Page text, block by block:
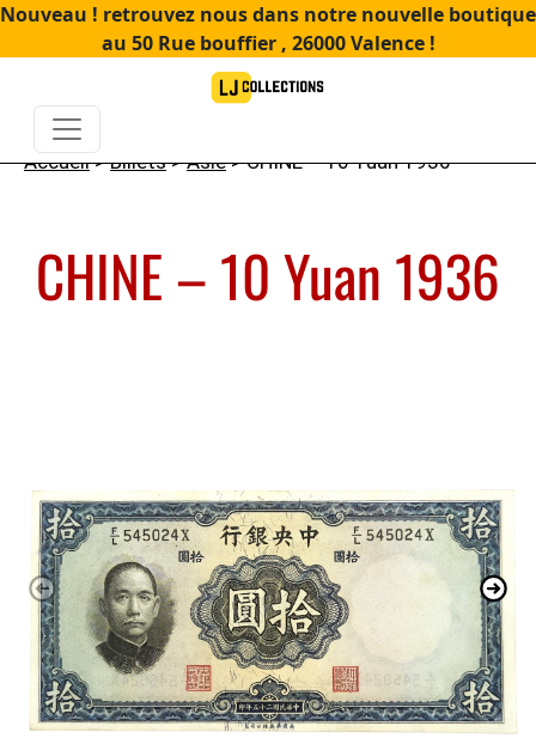
Nouveau ! retrouvez nous dans notre nouvelle boutique
au 50 Rue bouffier , 26000 Valence !
Accueil>Billets>Asie> CHINE – 10 Yuan 1936
CHINE – 10 Yuan 1936